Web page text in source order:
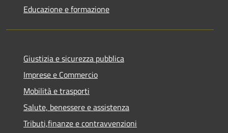
Educazione e formazione
Giustizia e sicurezza pubblica
Imprese e Commercio
Mobilità e trasporti
Salute, benessere e assistenza
Tributi,finanze e contravvenzioni